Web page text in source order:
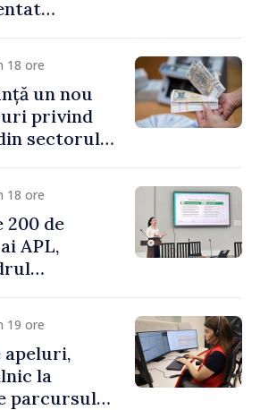
18 ore
un nou
privind
sectorul
18 ore
200 de
APL,
a
din
19 ore
apeluri,
la
parcursul